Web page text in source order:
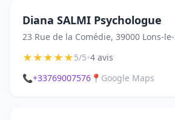
Diana SALMI Psychologue
23 Rue de la Comédie, 39000 Lons-
★★★★★5/5•4 avis
📞+33769007576 📍 Google Maps